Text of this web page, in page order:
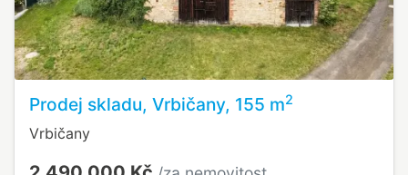
Prodej skladu, Vrbičany, 155 m2
Vrbičany